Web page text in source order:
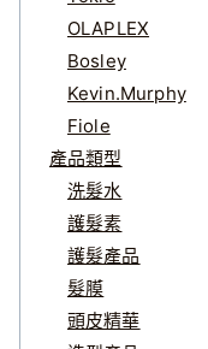
OLAPLEX
Bosley
Kevin.Murphy
Fiole
產品類型
洗髮水
護髮素
護髮產品
髮膜
頭皮精華